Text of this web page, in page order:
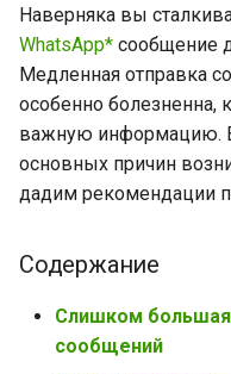
Наверняка вы
WhatsApp* сообщение
Медленная отправка
особенно болезненна,
важную информацию.
основных причин
дадим рекомендации
Содержание
Слишком
сообщений